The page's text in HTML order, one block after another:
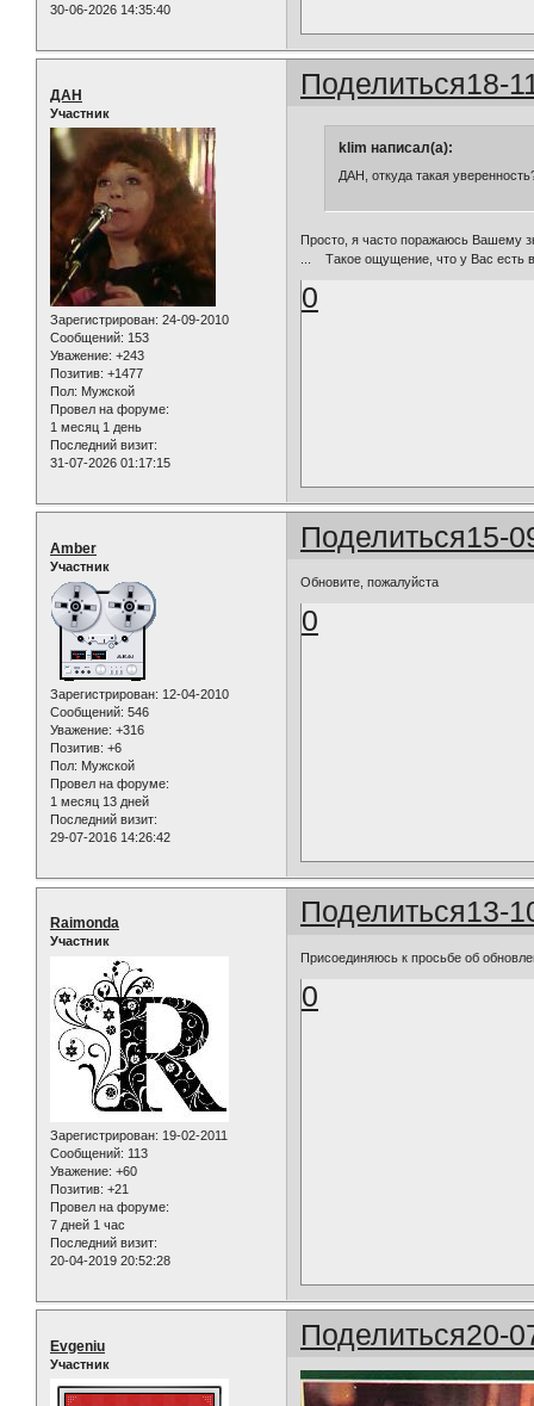
30-06-2026 14:35:40
Поделиться18-
ДАН
Участник
Зарегистрирован: 24-09-2010
Сообщений: 153
Уважение: +243
Позитив: +1477
Пол: Мужской
Провел на форуме:
1 месяц 1 день
Последний визит:
31-07-2026 01:17:15
klim написал(а):
ДАН, откуда такая
Просто, я часто поражаюсь Вашему
... Такое ощущение, что у Вас есть
0
Поделиться15-
Amber
Участник
Зарегистрирован: 12-04-2010
Сообщений: 546
Уважение: +316
Позитив: +6
Пол: Мужской
Провел на форуме:
1 месяц 13 дней
Последний визит:
29-07-2016 14:26:42
Обновите, пожалуйста
0
Поделиться13-
Raimonda
Участник
Зарегистрирован: 19-02-2011
Сообщений: 113
Уважение: +60
Позитив: +21
Провел на форуме:
7 дней 1 час
Последний визит:
20-04-2019 20:52:28
Присоединяюсь к просьбе об
0
Поделиться20-
Evgeniu
Участник